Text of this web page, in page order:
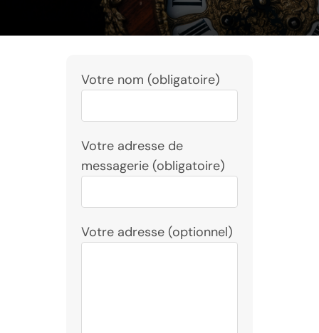
Votre nom (obligatoire)
Votre adresse de
messagerie (obligatoire)
Votre adresse (optionnel)